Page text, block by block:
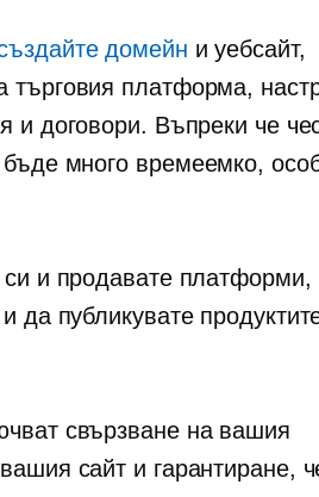
домейн и уебсайт,
търговия платформа,
и договори. Въпреки че
много времеемко,
си и продавате
да публикувате
свързване на вашия
сайт и гарантиране,